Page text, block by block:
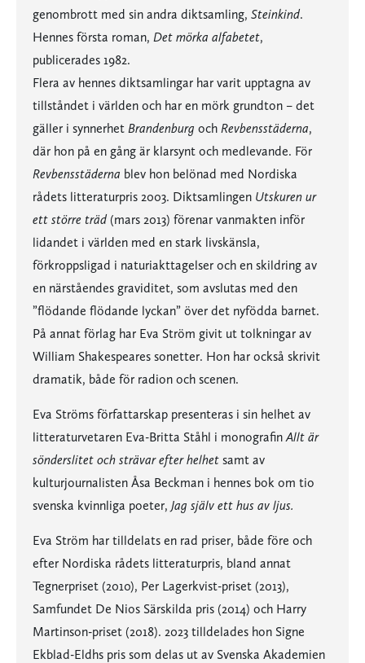
genombrott med sin andra diktsamling, Steinkind.
Hennes första roman, Det mörka alfabetet,
publicerades 1982.
Flera av hennes diktsamlingar har varit upptagna av
tillståndet i världen och har en mörk grundton – det
gäller i synnerhet Brandenburg och Revbensstäderna,
där hon på en gång är klarsynt och medlevande. För
Revbensstäderna blev hon belönad med Nordiska
rådets litteraturpris 2003. Diktsamlingen Utskuren ur
ett större träd (mars 2013) förenar vanmakten inför
lidandet i världen med en stark livskänsla,
förkroppsligad i naturiakttagelser och en skildring av
en närståendes graviditet, som avslutas med den
”flödande flödande lyckan” över det nyfödda barnet.
På annat förlag har Eva Ström givit ut tolkningar av
William Shakespeares sonetter. Hon har också skrivit
dramatik, både för radion och scenen.
Eva Ströms författarskap presenteras i sin helhet av
litteraturvetaren Eva-Britta Ståhl i monografin Allt är
sönderslitet och strävar efter helhet samt av
kulturjournalisten Åsa Beckman i hennes bok om tio
svenska kvinnliga poeter, Jag själv ett hus av ljus.
Eva Ström har tilldelats en rad priser, både före och
efter Nordiska rådets litteraturpris, bland annat
Tegnerpriset (2010), Per Lagerkvist-priset (2013),
Samfundet De Nios Särskilda pris (2014) och Harry
Martinson-priset (2018). 2023 tilldelades hon Signe
Ekblad-Eldhs pris som delas ut av Svenska Akademien